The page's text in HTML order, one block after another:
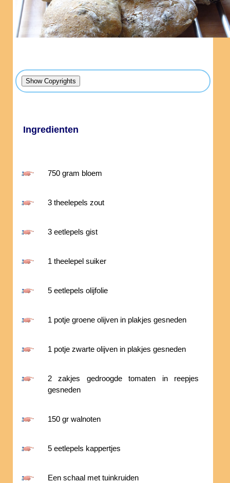
Ingredienten
750 gram bloem
3 theelepels zout
3 eetlepels gist
1 theelepel suiker
5 eetlepels olijfolie
1 potje groene olijven in plakjes gesneden
1 potje zwarte olijven in plakjes gesneden
2 zakjes gedroogde tomaten in reepjes
gesneden
150 gr walnoten
5 eetlepels kappertjes
Een schaal met tuinkruiden